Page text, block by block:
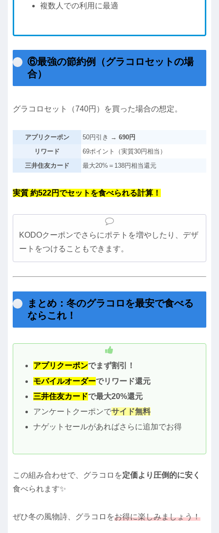
複数人での利用に最適
⑥最強の節約例（グラコロセットの場
合）
グラコロセット（740円）を買った場合の想定。
アプリクーポン 50円引き → 690円
リワード
69ポイント（実質30円相当）
三井住友カード
最大20%＝138円相当還元
実質 約522円でセットを食べられる計算！
KODOクーポンでさらにポテトを増やしたり、デザ
ートをつけることもできます。
まとめ：冬のグラコロを最安で食べる
ならこれ！
アプリクーポンでまず割引！
モバイルオーダーでリワード還元
三井住友カードで最大20%還元
アンケートクーポンでサイド無料
ナゲットセールがあればさらに追加でお得
この組み合わせで、グラコロを定価より圧倒的に安く
食べられます✨
ぜひ冬の風物詩、グラコロをお得に楽しみましょう！